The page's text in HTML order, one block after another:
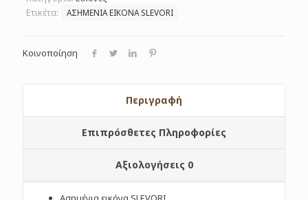
Ετικέτα:
ΑΣΗΜΕΝΙΑ ΕΙΚΟΝΑ SLEVORI
Κοινοποίηση
Περιγραφή
Επιπρόσθετες Πληροφορίες
Αξιολογήσεις 0